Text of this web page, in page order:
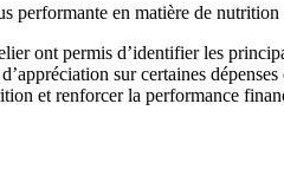
performante en matière de nutrition
ont permis d’identifier les
sur certaines
et renforcer la performance